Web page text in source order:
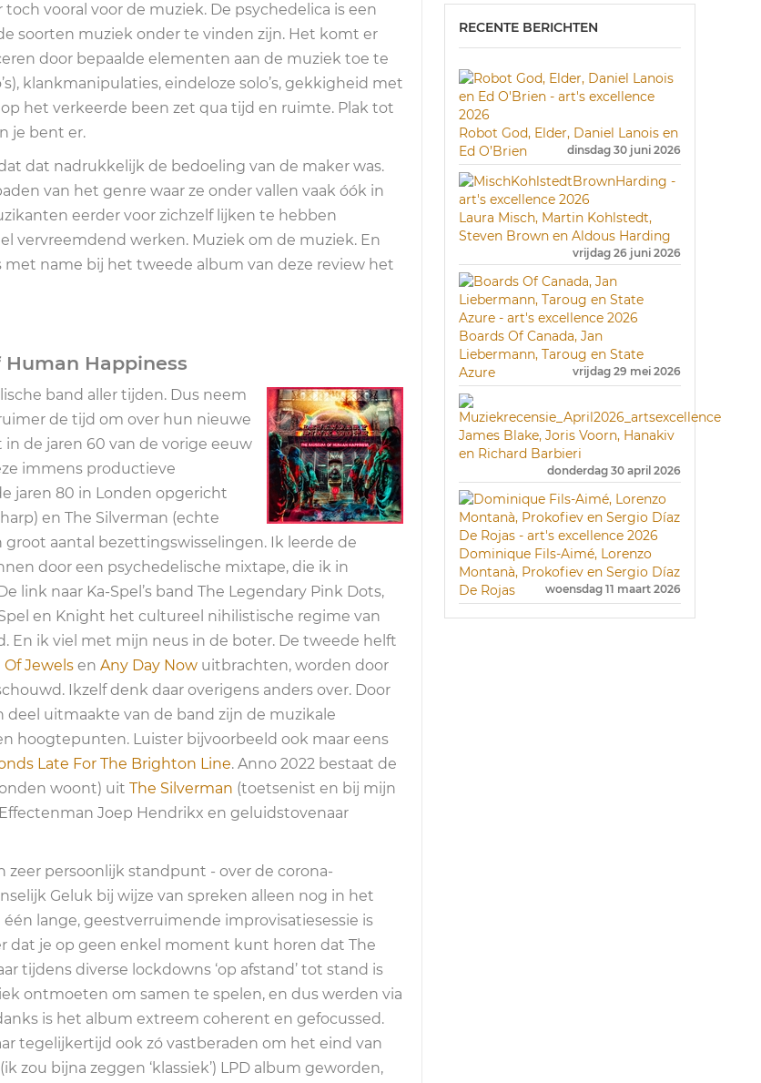
vooral voor de muziek. De psychedelica is een
soorten muziek onder te vinden zijn. Het komt er
door bepaalde elementen aan de muziek toe te
klankmanipulaties, eindeloze solo’s, gekkigheid met
het verkeerde been zet qua tijd en ruimte. Plak tot
je bent er.
dat nadrukkelijk de bedoeling van de maker was.
van het genre waar ze onder vallen vaak óók in
eerder voor zichzelf lijken te hebben
vervreemdend werken. Muziek om de muziek. En
name bij het tweede album van deze review het
Happiness
band aller tijden. Dus neem
de tijd om over hun nieuwe
de jaren 60 van de vorige eeuw
immens productieve
jaren 80 in Londen opgericht
en The Silverman (echte
aantal bezettingswisselingen. Ik leerde de
door een psychedelische mixtape, die ik in
link naar Ka-Spel’s band The Legendary Pink Dots,
en Knight het cultureel nihilistische regime van
En ik viel met mijn neus in de boter. De tweede helft
Of Jewels en Any Day Now uitbrachten, worden door
Ikzelf denk daar overigens anders over. Door
uitmaakte van de band zijn de muzikale
hoogtepunten. Luister bijvoorbeeld ook maar eens
Late For The Brighton Line. Anno 2022 bestaat de
woont) uit The Silverman (toetsenist en bij mijn
Joep Hendrikx en geluidstovenaar
zeer persoonlijk standpunt - over de corona-
Geluk bij wijze van spreken alleen nog in het
lange, geestverruimende improvisatiesessie is
dat je op geen enkel moment kunt horen dat The
tijdens diverse lockdowns ‘op afstand’ tot stand is
ontmoeten om samen te spelen, en dus werden via
is het album extreem coherent en gefocussed.
tegelijkertijd ook zó vastberaden om het eind van
bijna zeggen ‘klassiek’) LPD album geworden,
RECENTE BERICHTEN
Robot God, Elder, Daniel Lanois en
Ed O’Brien
dinsdag 30 juni 2026
Laura Misch, Martin Kohlstedt,
Steven Brown en Aldous Harding
vrijdag 26 juni 2026
Boards Of Canada, Jan
Liebermann, Taroug en State
Azure
vrijdag 29 mei 2026
James Blake, Joris Voorn, Hanakiv
en Richard Barbieri
donderdag 30 april 2026
Dominique Fils-Aimé, Lorenzo
Montanà, Prokofiev en Sergio Díaz
De Rojas
woensdag 11 maart 2026